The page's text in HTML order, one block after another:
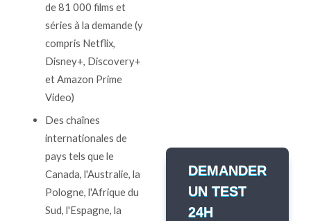
de 81 000 films et
séries à la demande (y
compris Netflix,
Disney+, Discovery+
et Amazon Prime
Video)
Des chaînes
internationales de
pays tels que le
Canada, l'Australie, la
Pologne, l'Afrique du
Sud, l'Espagne, la
DEMANDER
UN TEST
24H